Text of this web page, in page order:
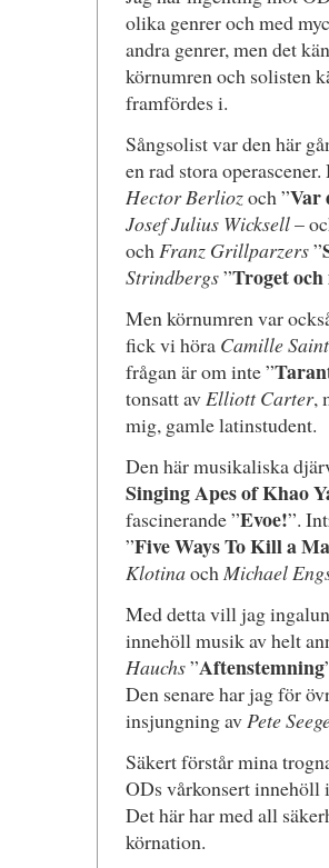
olika genrer och med
andra genrer, men det
körnumren och solisten
framfördes i.
Sångsolist var den här
en rad stora
Hector Berliozoch ”Var
Josef Julius Wicksell–
ochFranz Grillparzers”
Strindbergs”Troget
Men körnumren var
fick vi höra Camille
frågan är om inte ”
tonsatt avElliott Carter,
mig, gamle latinstudent.
Den här musikaliska
Singing Apes of Khao
fascinerande ”Evoe!”.
”Five Ways To Kill a
KlotinaochMichael
Med detta vill jag
innehöll musik av helt
Hauchs”Aftenstemning
Den senare har jag för
insjungning avPete
Säkert förstår mina
ODs vårkonsert innehöll
Det här har med all
körnation.